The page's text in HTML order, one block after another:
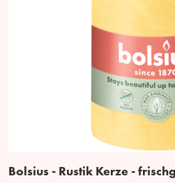
Bolsius - Rustik Kerze -